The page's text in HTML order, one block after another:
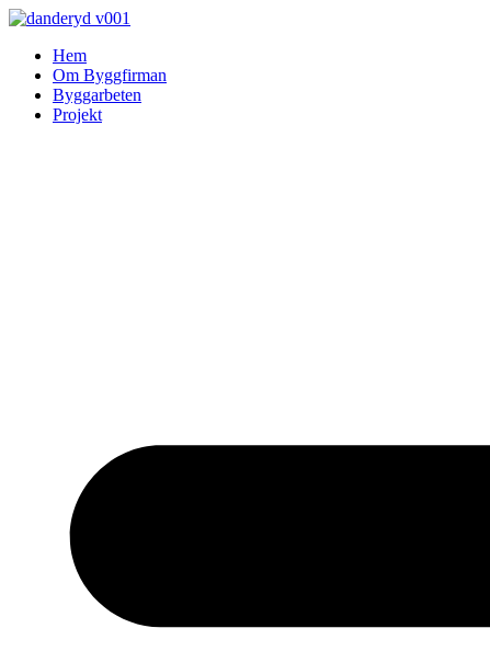
Skip
contentHem
Om Byggfirman
Byggarbeten
Projekt